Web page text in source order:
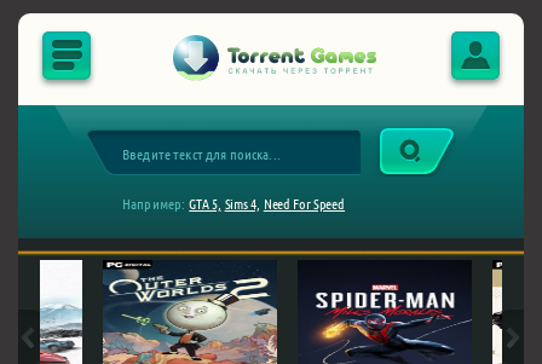
Например: GTA 5, Sims 4, Need For Speed